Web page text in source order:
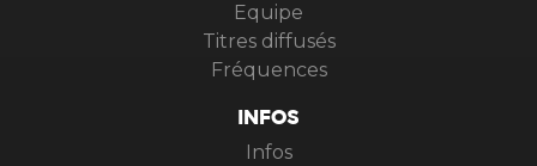
Equipe
Titres diffusés
Fréquences
INFOS
Infos